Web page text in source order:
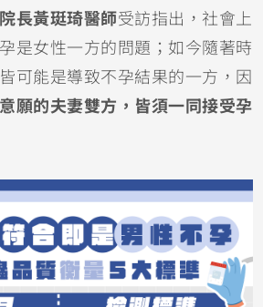
長黃珽琦醫師受訪指出，社會上
是女性一方的問題；如今隨著時
可能是導致不孕結果的一方，因
願的夫妻雙方，皆須一同接受孕